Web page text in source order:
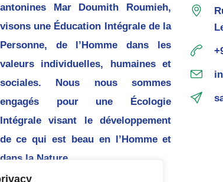
antonines Mar Doumith Roumieh,
visons une Éducation Intégrale de la
Personne, de l’Homme dans les
valeurs individuelles, humaines et
sociales. Nous nous sommes
engagés pour une Écologie
Intégrale visant le développement
de ce qui est beau en l’Homme et
dans la Nature.